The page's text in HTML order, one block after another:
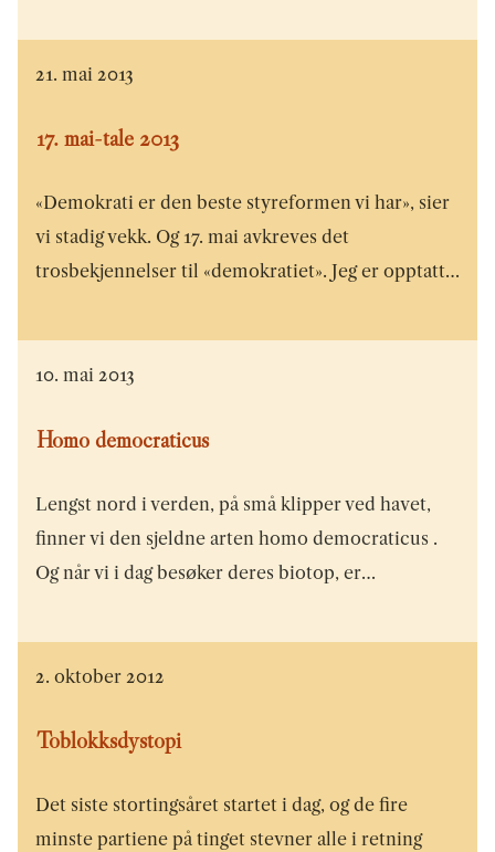
21. mai 2013
17. mai-tale 2013
«Demokrati er den beste styreformen vi har», sier
vi stadig vekk. Og 17. mai avkreves det
trosbekjennelser til «demokratiet». Jeg er opptatt…
10. mai 2013
Homo democraticus
Lengst nord i verden, på små klipper ved havet,
finner vi den sjeldne arten homo democraticus .
Og når vi i dag besøker deres biotop, er…
2. oktober 2012
Toblokksdystopi
Det siste stortingsåret startet i dag, og de fire
minste partiene på tinget stevner alle i retning